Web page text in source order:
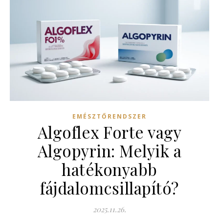
EMÉSZTŐRENDSZER
Algoflex Forte vagy
Algopyrin: Melyik a
hatékonyabb
fájdalomcsillapító?
2025.11.26.